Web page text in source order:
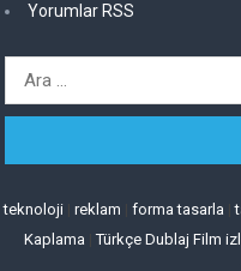
Yorumlar RSS
Arama:
teknoloji reklam forma tasarla |
Kaplama |Türkçe Dublaj Film